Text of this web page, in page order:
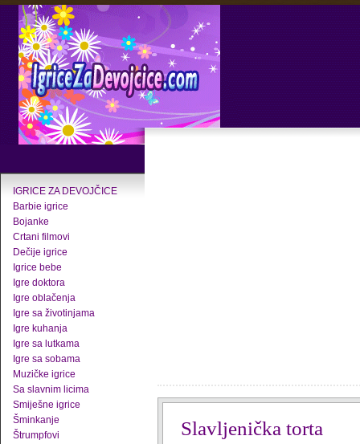
IGRICE ZA DEVOJČICE
Barbie igrice
Bojanke
Crtani filmovi
Dečije igrice
Igrice bebe
Igre doktora
Igre oblačenja
Igre sa životinjama
Igre kuhanja
Igre sa lutkama
Igre sa sobama
Muzičke igrice
Sa slavnim licima
Smiješne igrice
Šminkanje
Štrumpfovi
Slavljenička torta